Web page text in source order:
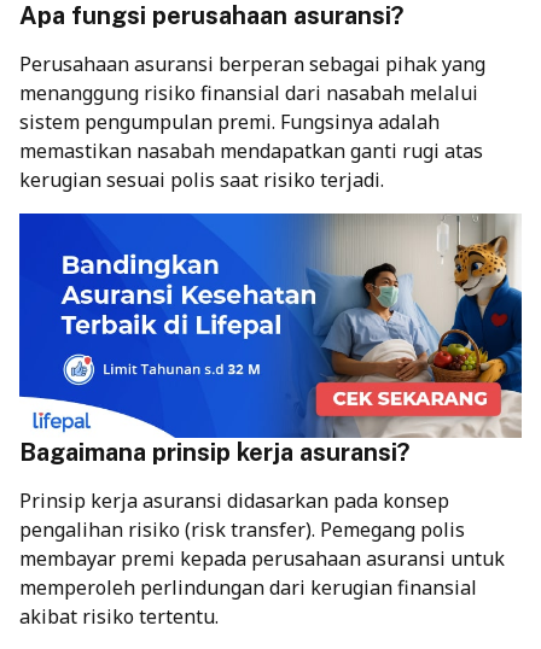
Apa fungsi perusahaan asuransi?
Perusahaan asuransi berperan sebagai pihak yang
menanggung risiko finansial dari nasabah melalui
sistem pengumpulan premi. Fungsinya adalah
memastikan nasabah mendapatkan ganti rugi atas
kerugian sesuai polis saat risiko terjadi.
Bagaimana prinsip kerja asuransi?
Prinsip kerja asuransi didasarkan pada konsep
pengalihan risiko (risk transfer). Pemegang polis
membayar premi kepada perusahaan asuransi untuk
memperoleh perlindungan dari kerugian finansial
akibat risiko tertentu.